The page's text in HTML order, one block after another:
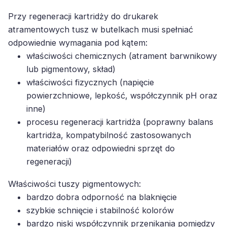
Przy regeneracji kartridży do drukarek
atramentowych tusz w butelkach musi spełniać
odpowiednie wymagania pod kątem:
właściwości chemicznych (atrament barwnikowy
lub pigmentowy, skład)
właściwości fizycznych (napięcie
powierzchniowe, lepkość, współczynnik pH oraz
inne)
procesu regeneracji kartridża (poprawny balans
kartridża, kompatybilność zastosowanych
materiałów oraz odpowiedni sprzęt do
regeneracji)
Właściwości tuszy pigmentowych:
bardzo dobra odporność na blaknięcie
szybkie schnięcie i stabilność kolorów
bardzo niski współczynnik przenikania pomiędzy